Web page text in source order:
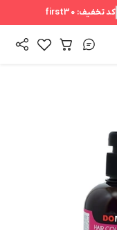
کد تخفیف: first30